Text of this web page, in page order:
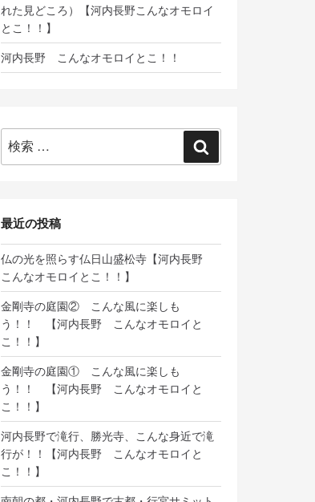
れた見どころ）【河内長野こんなオモロイ
とこ！！】
河内長野 こんなオモロイとこ！！
索:
最近の投稿
仏の光を照らす仏日山盛松寺【河内長野
こんなオモロイとこ！！】
金剛寺の庭園② こんな風に楽しも
う！！ 【河内長野 こんなオモロイと
こ！！】
金剛寺の庭園① こんな風に楽しも
う！！ 【河内長野 こんなオモロイと
こ！！】
河内長野で滝行、勝光寺、こんな身近で滝
行が！！【河内長野 こんなオモロイと
こ！！】